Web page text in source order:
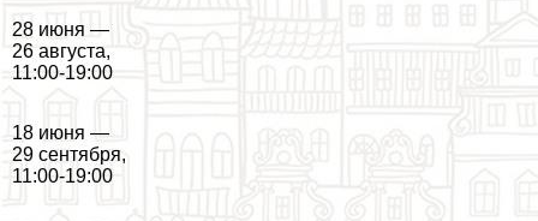
28 июня —
26 августа,
11:00-19:00
18 июня —
29 сентября,
11:00-19:00